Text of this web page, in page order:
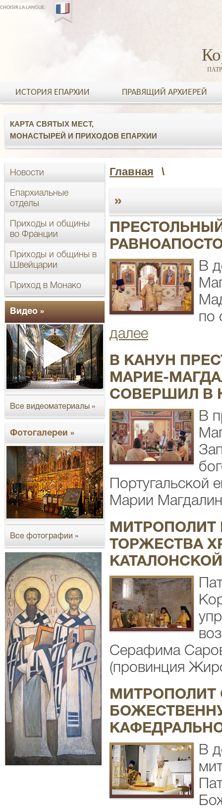
CHOISIR LA LANGUE:
ИСТОРИЯ ЕПАРХИИ ПРАВЯЩИЙ АРХИЕРЕЙ
КАРТА СВЯТЫХ МЕСТ,
МОНАСТЫРЕЙ И ПРИХОДОВ ЕПАРХИИ
Новости
Епархиальные
отделы
Приходы и общины
во Франции
Приходы и общины в
Швейцарии
Приход в Монако
Видео »
Все видеоматериалы »
Фотогалереи »
Все фотографии »
Главная \
»
В
по
далее
В КАНУН
МАРИЕ-
СОВЕРШИЛ В
В
Португальской
Марии
МИТРОПОЛИТ
ТОРЖЕСТВА
Серафима
(провинция
МИТРОПОЛИТ
В